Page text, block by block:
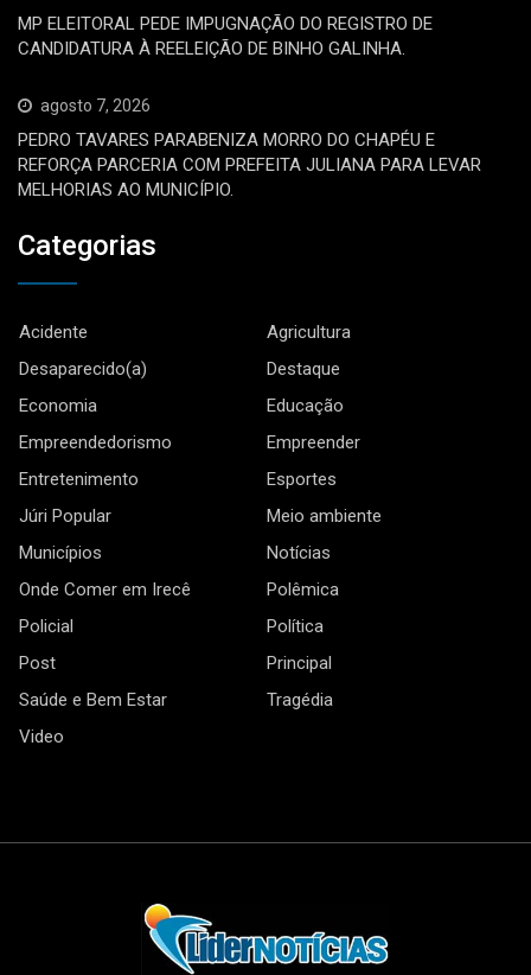
MP ELEITORAL PEDE IMPUGNAÇÃO DO REGISTRO DE
CANDIDATURA À REELEIÇÃO DE BINHO GALINHA.
agosto 7, 2026
PEDRO TAVARES PARABENIZA MORRO DO CHAPÉU E
REFORÇA PARCERIA COM PREFEITA JULIANA PARA LEVAR
MELHORIAS AO MUNICÍPIO.
Categorias
Acidente
Agricultura
Desaparecido(a)
Destaque
Economia
Educação
Empreendedorismo
Empreender
Entretenimento
Esportes
Júri Popular
Meio ambiente
Municípios
Notícias
Onde Comer em Irecê
Polêmica
Policial
Política
Post
Principal
Saúde e Bem Estar
Tragédia
Video